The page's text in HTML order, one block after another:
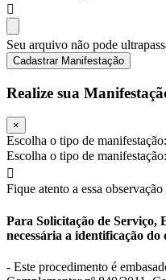
Seu arquivo não pode
Cadastrar Manifestação
Realize sua
×
Escolha o tipo de manifestação:
Escolha o tipo de manifestação:
Fique atento a essa observação
Para Solicitação de Serviço,
necessária a identificação do
- Este procedimento é